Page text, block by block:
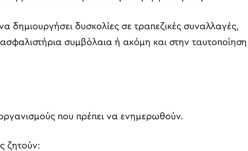
δημιουργήσει δυσκολίες σε τραπεζικές συναλλαγές,
ασφαλιστήρια συμβόλαια ή ακόμη και στην ταυτοποίηση
που πρέπει να ενημερωθούν.
ζητούν: